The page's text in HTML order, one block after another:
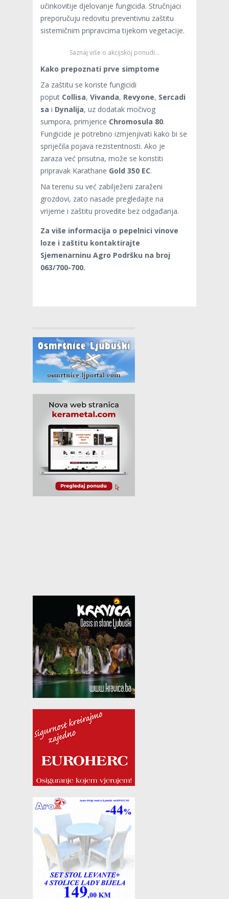
učinkovitije djelovanje fungicida. Stručnjaci
preporučuju redovitu preventivnu zaštitu
sistemičnim pripravcima tijekom vegetacije.
Saznaj više o akcijskoj ponudi…
Kako prepoznati prve simptome
Za zaštitu se koriste fungicidi
poput Collisa, Vivanda, Revyone, Sercadi
sa i Dynalija, uz dodatak močivog
sumpora, primjerice Chromosula 80.
Fungicide je potrebno izmjenjivati kako bi se
spriječila pojava rezistentnosti. Ako je
zaraza već prisutna, može se koristiti
pripravak Karathane Gold 350 EC.
Na terenu su već zabilježeni zaraženi
grozdovi, zato nasade pregledajte na
vrijeme i zaštitu provedite bez odgađanja.
Za više informacija o pepelnici vinove
loze i zaštitu kontaktirajte
Sjemenarninu Agro Podršku na broj
063/700-700.